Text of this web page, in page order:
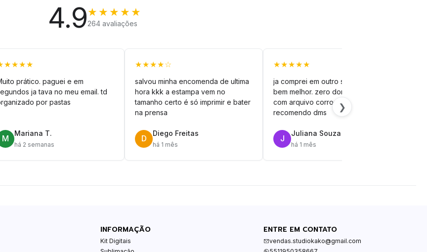
4.9★★★★★
264 avaliações
prático. paguei e em
ja tava no meu email. td
por pastas
M
Mariana T.
há 2 semanas
★★★★☆
salvou minha encomenda de ultima
hora kkk a estampa vem no
tamanho certo é só imprimir e bater
na prensa
D
Diego Freitas
há 1 mês
★★★★★
ja comprei em outro site mas esse é
bem melhor. zero dor de cabeça
com arquivo corrompido.
recomendo dms
J
Juliana Souza
há 1 mês
❯
INFORMAÇÃO
Kit Digitais
ENTRE EM CONTATO
vendas.studiokako@gmail.com